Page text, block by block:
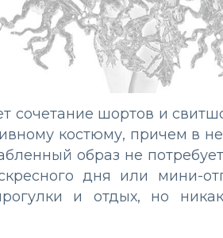
сочетание шортов и
костюму, причем в
образ не
дня или мини-
и отдых, но